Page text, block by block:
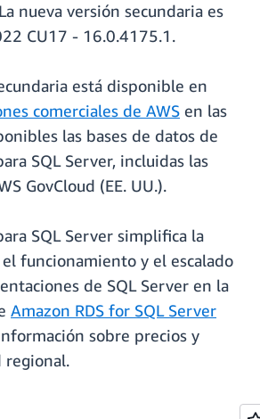
nueva versión secundaria es
CU17 - 16.0.4175.1.
está disponible en
comerciales de AWS en las
las bases de datos de
SQL Server, incluidas las
GovCloud (EE. UU.).
SQL Server simplifica la
funcionamiento y el escalado
de SQL Server en la
Amazon RDS for SQL Server
sobre precios y